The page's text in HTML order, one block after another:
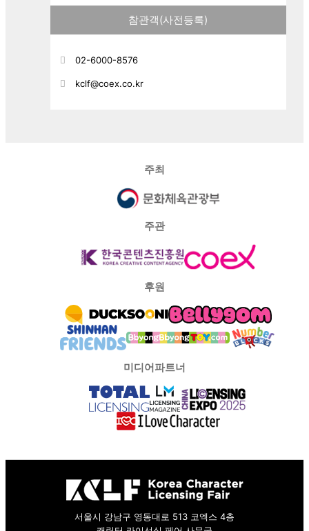
참관객(사전등록)
02-6000-8576
kclf@coex.co.kr
주최
주관
후원
미디어파트너
서울시 강남구 영동대로 513 코엑스 4층